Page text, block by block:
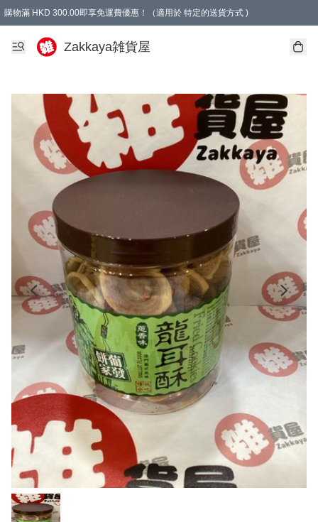
購物滿 HKD 300.00即享免運費優惠！（適用於 特定的送貨方式 )
Zakkaya雑貨屋